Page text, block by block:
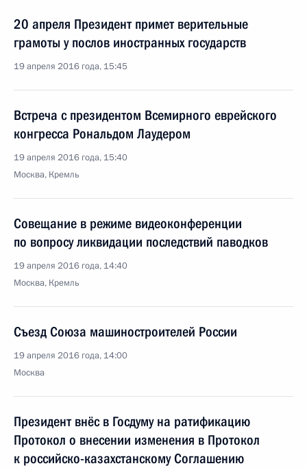
20 апреля Президент примет верительные
грамоты у послов иностранных государств
19 апреля 2016 года, 15:45
Встреча с президентом Всемирного еврейского
конгресса Рональдом Лаудером
19 апреля 2016 года, 15:40
Москва, Кремль
Совещание в режиме видеоконференции
по вопросу ликвидации последствий паводков
19 апреля 2016 года, 14:40
Москва, Кремль
Съезд Союза машиностроителей России
19 апреля 2016 года, 14:00
Москва
Президент внёс в Госдуму на ратификацию
Протокол о внесении изменения в Протокол
к российско-казахстанскому Соглашению